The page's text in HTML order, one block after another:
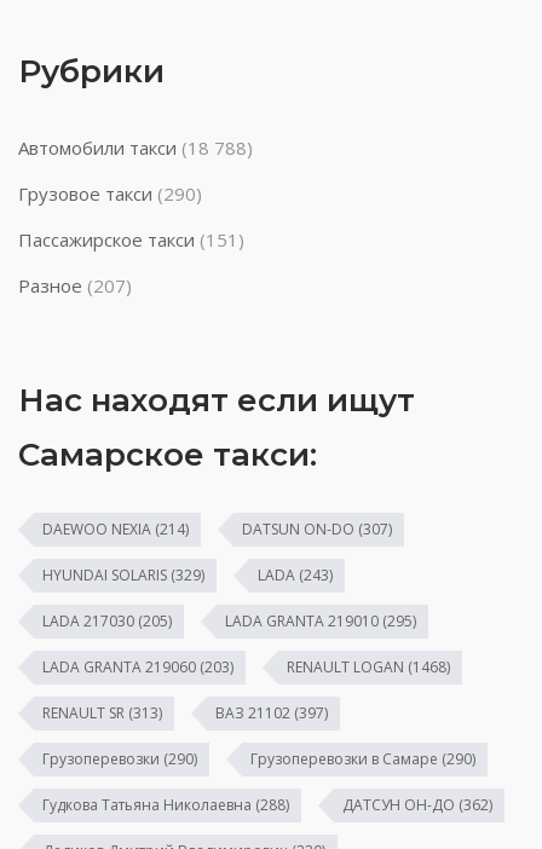
Рубрики
Автомобили такси (18 788)
Грузовое такси (290)
Пассажирское такси (151)
Разное (207)
Нас находят если ищут
Самарское такси:
DAEWOO NEXIA (214) DATSUN ON-DO (307)
HYUNDAI SOLARIS (329) LADA (243)
LADA 217030 (205) LADA GRANTA 219010 (295)
LADA GRANTA 219060 (203) RENAULT LOGAN (1468)
RENAULT SR (313) ВАЗ 21102 (397)
Грузоперевозки (290) Грузоперевозки в Самаре (290)
Гудкова Татьяна Николаевна (288) ДАТСУН ОН-ДО (362)